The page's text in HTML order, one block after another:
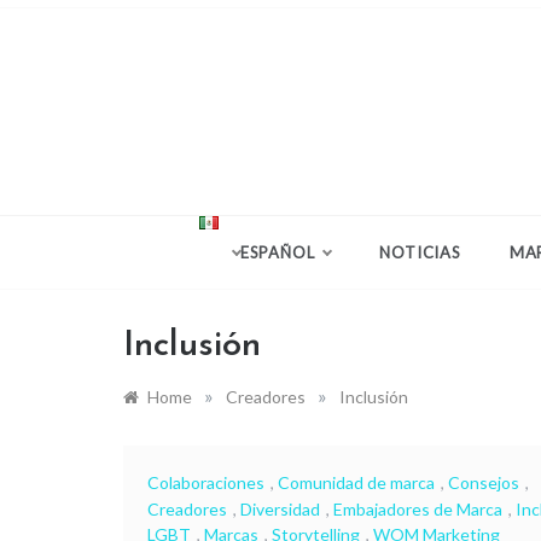
ESPAÑOL NOTICIAS
Inclusión
Home » Creadores » Inclusión
Colaboraciones , Comunidad de marca , Consejos ,
Creadores , Diversidad , Embajadores de Marca ,
LGBT , Marcas , Storytelling , WOM Marketing